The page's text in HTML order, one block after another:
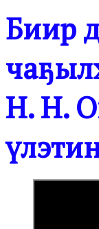
Биир
Н. Н.